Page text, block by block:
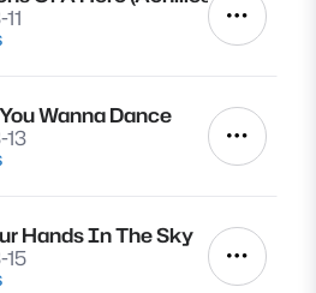
Autres
Wanna Dance
Autres
Hands In The Sky
Autres